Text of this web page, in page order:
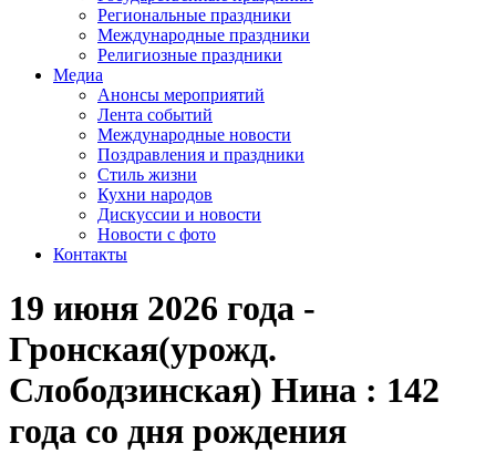
Региональные праздники
Международные праздники
Религиозные праздники
Медиа
Анонсы мероприятий
Лента событий
Международные новости
Поздравления и праздники
Cтиль жизни
Кухни народов
Дискуссии и новости
Новости с фото
Контакты
19 июня 2026 года -
Гронская(урожд.
Слободзинская) Нина : 142
года со дня рождения